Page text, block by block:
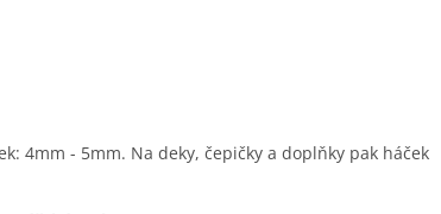
4mm - 5mm. Na deky, čepičky a doplňky pak háček